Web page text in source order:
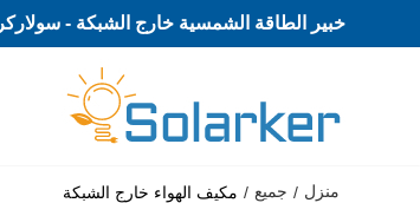
خبير الطاقة الشمسية خارج الشبكة - سولاركر
منزل / جميع / مكيف الهواء خارج الشبكة